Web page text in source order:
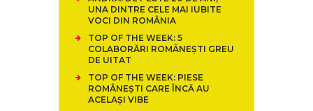
UNA DINTRE CELE MAI IUBITE
VOCI DIN ROMÂNIA
TOP OF THE WEEK: 5
COLABORĂRI ROMÂNEȘTI GREU
DE UITAT
TOP OF THE WEEK: PIESE
ROMÂNEȘTI CARE ÎNCĂ AU
ACELAȘI VIBE